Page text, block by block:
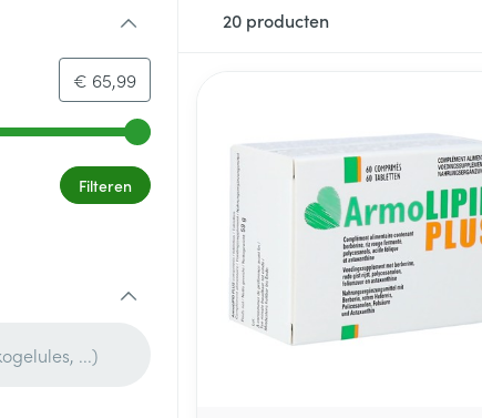
Maximale waarde
€ 65,99
links en rechts om de minimale en maximale
Filteren
20 producten